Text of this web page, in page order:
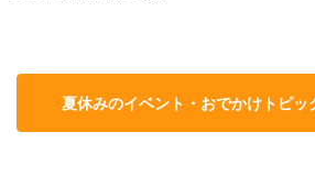
夏休みのイベント・おでかけトピッ